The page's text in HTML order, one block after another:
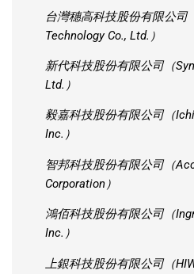
台灣穗高科技股份有限公司
Technology Co., Ltd.）
新代科技股份有限公司（
Ltd.）
毅嘉科技股份有限公司（
Inc.）
智邦科技股份有限公司（
Corporation）
鴻佰科技股份有限公司（
Inc.）
上銀科技股份有限公司（